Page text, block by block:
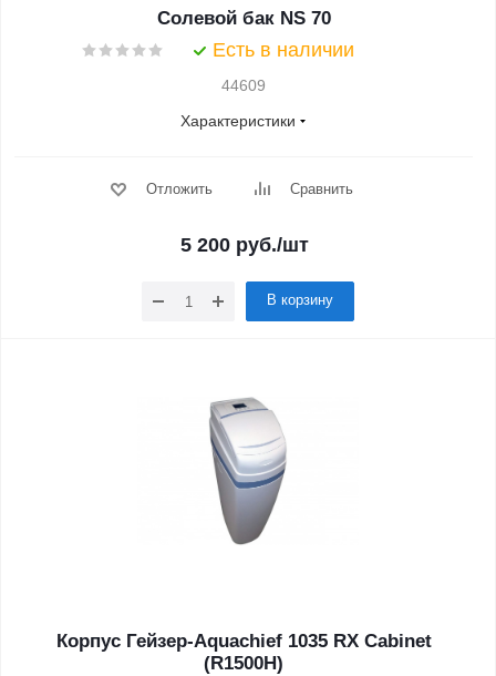
Солевой бак NS 70
Есть в наличии
44609
Характеристики
Отложить Сравнить
5 200руб./шт
В корзину
Корпус Гейзер-Aquachief 1035 RX Cabinet
(R1500H)